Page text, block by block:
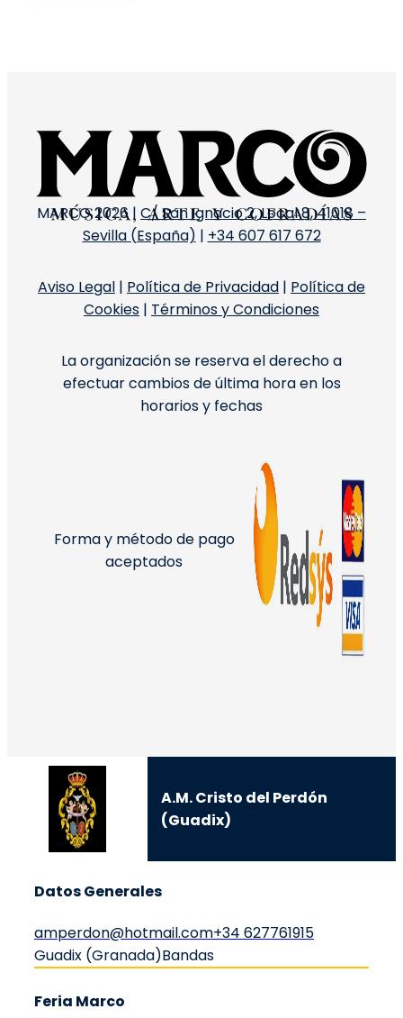
MARCO 2026 | C/ San Ignacio 2, Local 8, 41018 –
Sevilla (España) | +34 607 617 672
Aviso Legal | Política de Privacidad | Política de
Cookies | Términos y Condiciones
La organización se reserva el derecho a
efectuar cambios de última hora en los
horarios y fechas
Forma y método de pago
aceptados
A.M. Cristo del Perdón
(Guadix)
Datos Generales
amperdon@hotmail.com+34 627761915
Guadix (Granada)Bandas
Feria Marco